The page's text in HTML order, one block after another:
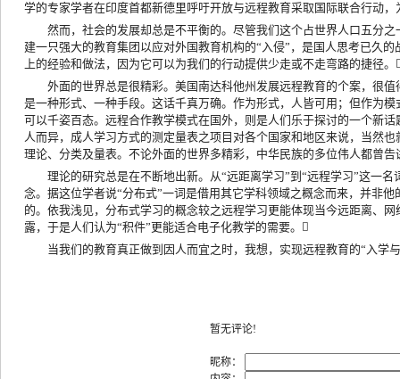
学的专家学者在印度首都新德里呼吁开放与远程教育采取国际联合行动
然而，社会的发展却总是不平衡的。尽管我们这个占世界人口五分
建一只强大的教育集团以应对外国教育机构的“入侵”，是国人思考已久
上的经验和做法，因为它可以为我们的行动提供少走或不走弯路的捷径。
外面的世界总是很精彩。美国南达科他州发展远程教育的个案，很
是一种形式、一种手段。这话千真万确。作为形式，人皆可用；但作为
可以千姿百态。远程合作教学模式在国外，则是人们乐于探讨的一个新
人而异，成人学习方式的测定量表之项目对各个国家和地区来说，当然
理论、分类及量表。不论外面的世界多精彩，中华民族的多位伟人都曾
理论的研究总是在不断地出新。从“远距离学习”到“远程学习”这一
念。据这位学者说“分布式”一词是借用其它学科领域之概念而来，并非
的。依我浅见，分布式学习的概念较之远程学习更能体现当今远距离、
露，于是人们认为“积件”更能适合电子化教学的需要。
当我们的教育真正做到因人而宜之时，我想，实现远程教育的“入学
暂无评论!
昵称：